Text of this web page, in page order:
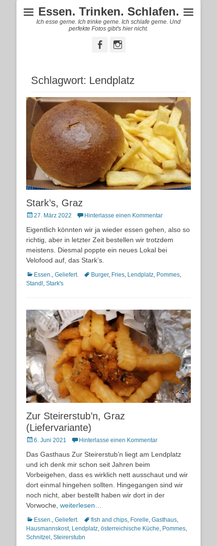
Essen. Trinken. Schlafen.
Ich esse gerne. Ich trinke gerne. Ich schlafe gerne. Und
perfekte Fotos gibt's hier nicht.
FacebookInstagram
Schlagwort: Lendplatz
Stark’s, Graz
Posted27. März 2022 Hinterlasse einen Kommentar
Eigentlich könnten wir ja wieder essen gehen, also so
richtig, aber in letzter Zeit bestellen wir trotzdem
meistens. Diesmal poppte ein neues Lokal bei
Velofood auf, das Stark’s.
Kategorien
Essen., Geliefert. Schlagworte
Burger, Fries, Lendplatz, Pommes,
Standl , Stark's
Zur Steirerstub’n, Graz
(Liefervariante)
Posted
6. Juni 2021 Hinterlasse einen Kommentar
Das Gasthaus Zur Steirerstub’n liegt am Lendplatz
und ich denk mir schon seit Jahren beim
Vorbeigehen, dass es wirklich nett ausschaut und wir
dort einmal hingehen sollten. Hingegangen sind wir
noch nicht, aber bestellt haben wir dort in der
Vorwoche, weiterlesen…
Kategorien
Essen. Geliefert. Schlagworte
fish and chips Forelle Gasthaus
Hausmannskost, Lendplatz österreichische Küche Pommes
Schnitzel Steirerstubn